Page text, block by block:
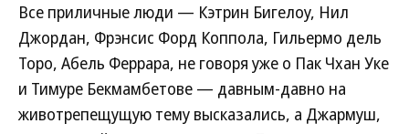
Все приличные люди — Кэтрин Бигелоу, Нил
Джордан, Фрэнсис Форд Коппола, Гильермо дель
Торо, Абель Феррара, не говоря уже о Пак Чхан Уке
и Тимуре Бекмамбетове — давным-давно на
животрепещущую тему высказались, а Джармуш,